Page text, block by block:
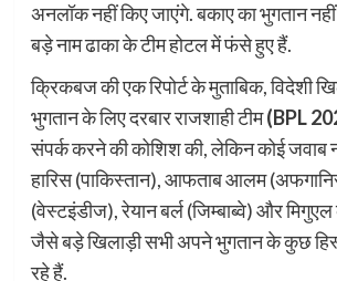
अनलॉक नहीं किए जाएंगे. बकाए का भुगतान
बड़े नाम ढाका के टीम होटल में फंसे हुए हैं.
क्रिकबज की एक रिपोर्ट के मुताबिक, विदेशी
भुगतान के लिए दरबार राजशाही टीम(BPL
संपर्क करने की कोशिश की, लेकिन कोई जवाब
हारिस (पाकिस्तान), आफताब आलम
(वेस्टइंडीज), रेयान बर्ल (जिम्बाब्वे) और
जैसे बड़े खिलाड़ी सभी अपने भुगतान के कुछ
रहे हैं.